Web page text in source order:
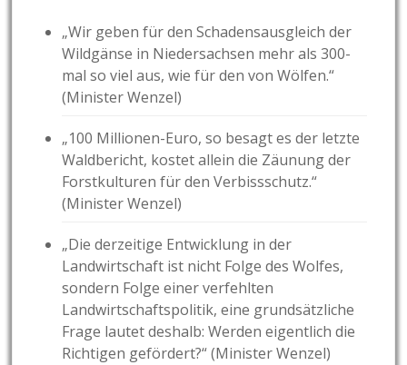
„Wir geben für den Schadensausgleich der
Wildgänse in Niedersachsen mehr als 300-
mal so viel aus, wie für den von Wölfen.“
(Minister Wenzel)
„100 Millionen-Euro, so besagt es der letzte
Waldbericht, kostet allein die Zäunung der
Forstkulturen für den Verbissschutz.“
(Minister Wenzel)
„Die derzeitige Entwicklung in der
Landwirtschaft ist nicht Folge des Wolfes,
sondern Folge einer verfehlten
Landwirtschaftspolitik, eine grundsätzliche
Frage lautet deshalb: Werden eigentlich die
Richtigen gefördert?“ (Minister Wenzel)